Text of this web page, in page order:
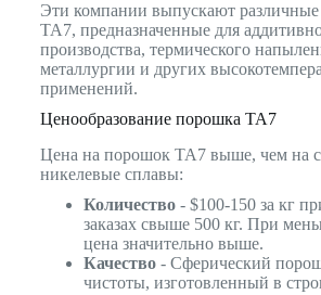
Эти компании выпускают
TA7, предназначенные для
производства, термического
металлургии и других
применений.
Ценообразование порошка TA7
Цена на порошок TA7 выше, чем на
никелевые сплавы:
Количество- $100-150 за кг
заказах свыше 500 кг. При
цена значительно выше.
Качество- Сферический
чистоты, изготовленный в